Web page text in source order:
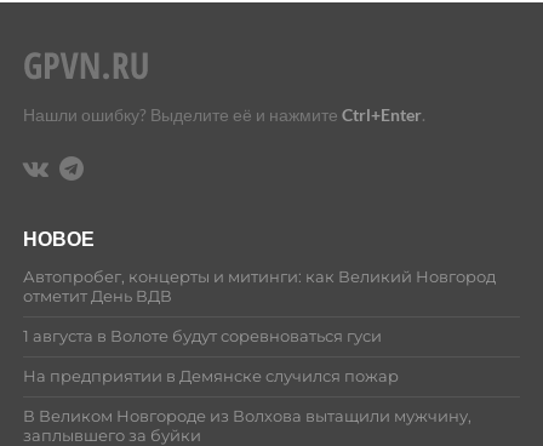
Нашли ошибку? Выделите её и нажмите Ctrl+Enter.
НОВОЕ
Автопробег, концерты и митинги: как Великий Новгород
отметит День ВДВ
1 августа в Волоте будут соревноваться гуси
На предприятии в Демянске случился пожар
В Великом Новгороде из Волхова вытащили мужчину,
заплывшего за буйки